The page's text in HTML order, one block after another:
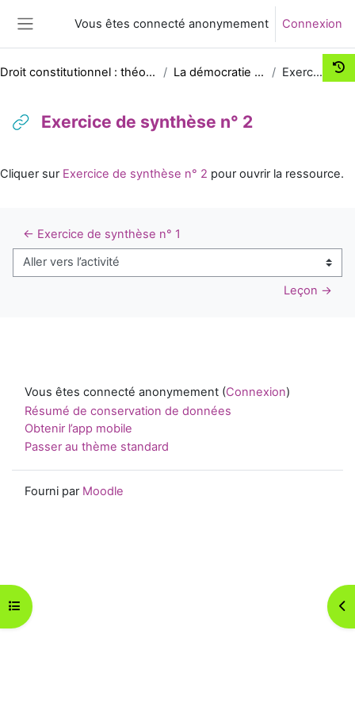
Vous êtes connecté anonymement Connexion
Ouvrir l’index du cours
Droit constitutionnel : théorie générale de l’Etat - Histoire constitutionnelle de la France La démocratie parlementaire sous la IIIème République Exercice de synthèse n° 2
Exercice de synthèse n° 2
Cliquer sur Exercice de synthèse n° 2 pour ouvrir la ressource.
← Exercice de synthèse n° 1
Aller vers l’activité
Leçon →
Vous êtes connecté anonymement (Connexion)
Résumé de conservation de données
Obtenir l’app mobile
Passer au thème standard
Fourni par Moodle